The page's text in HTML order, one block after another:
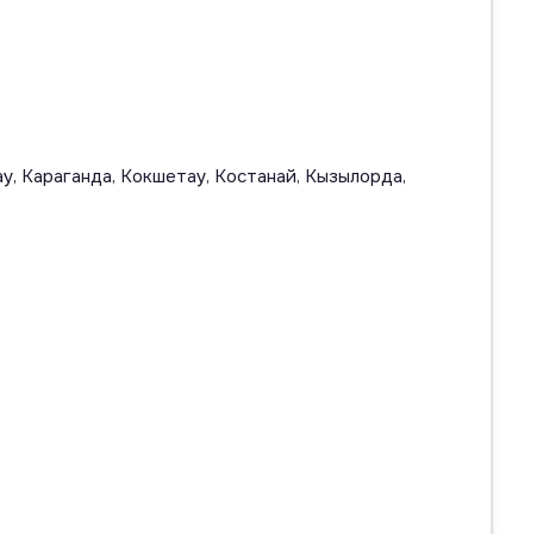
Караганда, Кокшетау, Костанай, Кызылорда,